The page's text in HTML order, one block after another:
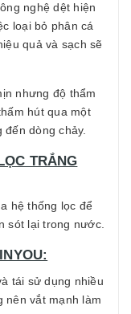
nghệ dệt hiện
loại bỏ phân cá
quả và sạch sẽ
nhưng độ thẩm
hút qua một
dòng chảy.
TRẮNG
hệ thống lọc để
sót lại trong nước.
tái sử dụng nhiều
nên vắt mạnh làm